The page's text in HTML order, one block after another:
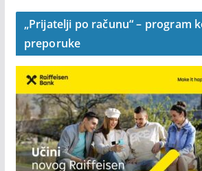
„Prijatelji po računu“ – program
preporuke